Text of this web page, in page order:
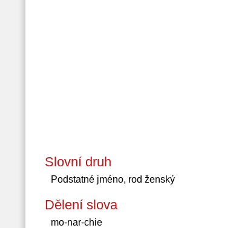
Slovní druh
Podstatné jméno, rod ženský
Dělení slova
mo-nar-chie